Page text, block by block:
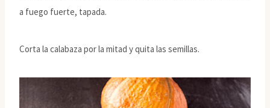
a fuego fuerte, tapada.
Corta la calabaza por la mitad y quita las semillas.